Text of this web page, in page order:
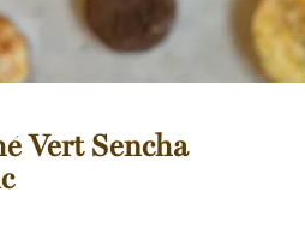
Vert Sencha